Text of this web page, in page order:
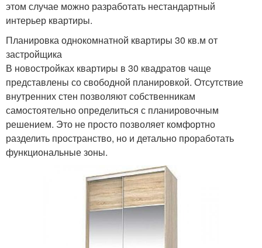
этом случае можно разработать нестандартный
интерьер квартиры.
Планировка однокомнатной квартиры 30 кв.м от
застройщика
В новостройках квартиры в 30 квадратов чаще
представлены со свободной планировкой. Отсутствие
внутренних стен позволяют собственникам
самостоятельно определиться с планировочным
решением. Это не просто позволяет комфортно
разделить пространство, но и детально проработать
функциональные зоны.